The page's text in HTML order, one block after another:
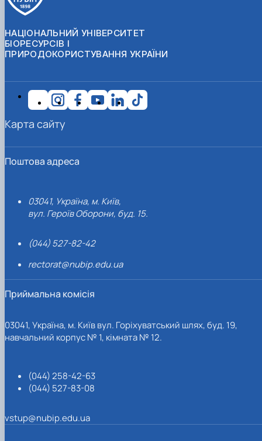
НАЦІОНАЛЬНИЙ УНІВЕРСИТЕТ
БІОРЕСУРСІВ І
ПРИРОДОКОРИСТУВАННЯ УКРАЇНИ
Поштова адреса
03041, Україна, м. Київ,
вул. Героїв Оборони, буд. 15.
(044) 527-82-42
rectorat@nubip.edu.ua
Приймальна комісія
03041, Україна, м. Київ вул. Горіхуватський шлях, буд. 19,
навчальний корпус № 1, кімната № 12.
(044) 258-42-63
(044) 527-83-08
vstup@nubip.edu.ua
Карта сайту